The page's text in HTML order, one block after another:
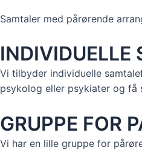
Samtaler med pårørende
INDIVIDUELLE
Vi tilbyder individuelle
psykolog eller psykiater og få
GRUPPE FOR
Vi har en lille gruppe for